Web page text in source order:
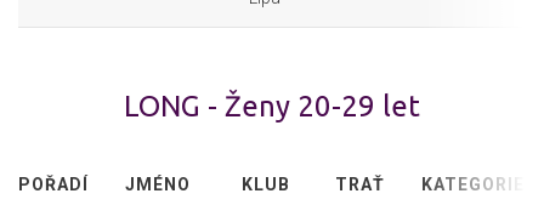
LONG - Ženy 20-29 let
POŘADÍ JMÉNO KLUB TRAŤ KATEGORIE